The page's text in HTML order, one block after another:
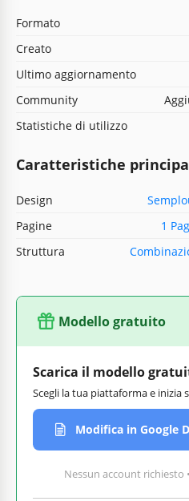
Formato
Creato
Ultimo aggiornamento
Community
Statistiche di utilizzo
Caratteristiche
Design
Pagine
1
Struttura
Modello gratuito
Scarica il modello
Scegli la tua piattaforma e inizia
Modifica in Google
Nessun account richiesto